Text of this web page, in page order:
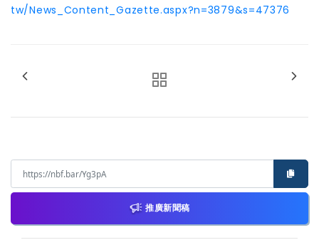
tw/News_Content_Gazette.aspx?n=3879&s=47376
推廣新聞稿